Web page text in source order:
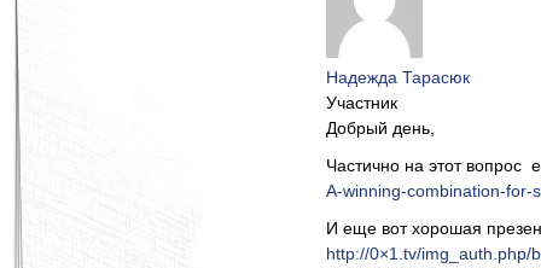
Надежда Тарасюк
Участник
Добрый день,
Частично на этот вопрос
A-winning-combination-for-
И еще вот хорошая
http://0×1.tv/img_auth.php/